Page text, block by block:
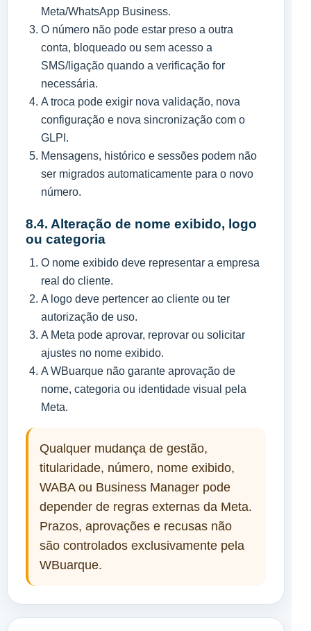
Meta/WhatsApp Business.
O número não pode estar preso a outra
conta, bloqueado ou sem acesso a
SMS/ligação quando a verificação for
necessária.
A troca pode exigir nova validação, nova
configuração e nova sincronização com o
GLPI.
Mensagens, histórico e sessões podem não
ser migrados automaticamente para o novo
número.
8.4. Alteração de nome exibido, logo
ou categoria
O nome exibido deve representar a empresa
real do cliente.
A logo deve pertencer ao cliente ou ter
autorização de uso.
A Meta pode aprovar, reprovar ou solicitar
ajustes no nome exibido.
A WBuarque não garante aprovação de
nome, categoria ou identidade visual pela
Meta.
Qualquer mudança de gestão,
titularidade, número, nome exibido,
WABA ou Business Manager pode
depender de regras externas da Meta.
Prazos, aprovações e recusas não
são controlados exclusivamente pela
WBuarque.